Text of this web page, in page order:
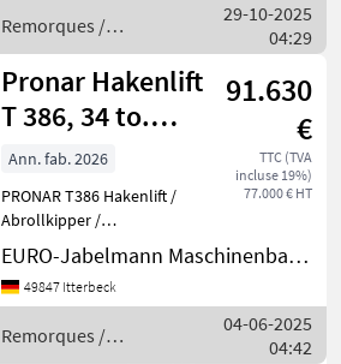
Remorques /
Pronar
29-10-2025
04:29
Pronar Hakenlift
T 386, 34 to.
zGG, mit Schub-
und Kni
91.630
€
TTC (TVA
incluse 19%)
77.000 € HT
Ann. fab. 2026
PRONAR T386 Hakenlift /
Abrollkipper /
Containeranhänger – neues
Modell mit Schub- und
Knickarm + hydr.
verfügbar Zum Verkauf
EURO-Jabelmann Maschinenbau GmbH
49847 Itterbeck
Remorques /
Pronar
04-06-2025
04:42